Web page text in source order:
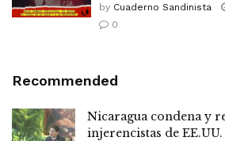
by Cuaderno Sandinista
0
Recommended
Nicaragua condena y
injerencistas de